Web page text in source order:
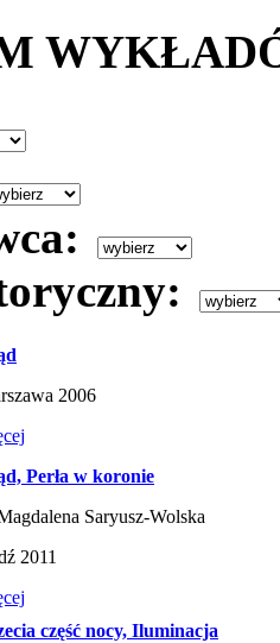
2006
Perła w koronie
Saryusz-Wolska
2011
część nocy, Iluminacja